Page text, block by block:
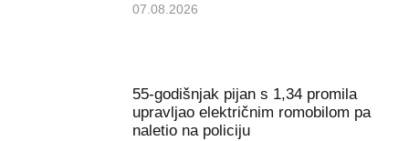
07.08.2026
55-godišnjak pijan s 1,34 promila
upravljao električnim romobilom pa
naletio na policiju